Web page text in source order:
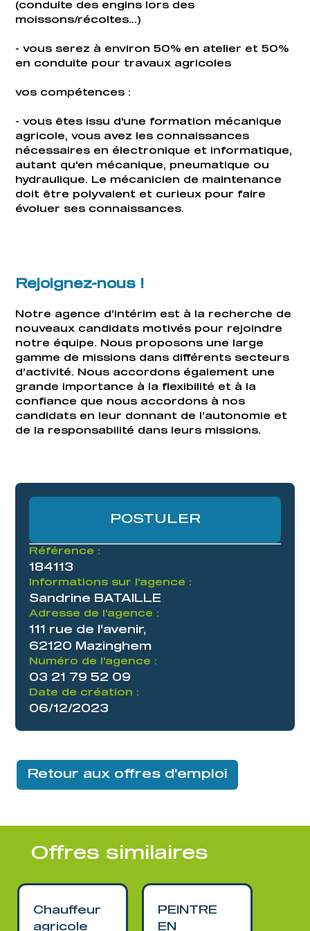
(conduite des engins lors des
moissons/récoltes...)
- vous serez à environ 50% en atelier et 50%
en conduite pour travaux agricoles
vos compétences :
- vous êtes issu d'une formation mécanique
agricole, vous avez les connaissances
nécessaires en électronique et informatique,
autant qu'en mécanique, pneumatique ou
hydraulique. Le mécanicien de maintenance
doit être polyvalent et curieux pour faire
évoluer ses connaissances.
Rejoignez-nous !
Notre agence d’intérim est à la recherche de
nouveaux candidats motivés pour rejoindre
notre équipe. Nous proposons une large
gamme de missions dans différents secteurs
d’activité. Nous accordons également une
grande importance à la flexibilité et à la
confiance que nous accordons à nos
candidats en leur donnant de l’autonomie et
de la responsabilité dans leurs missions.
POSTULER
Référence :
184113
Informations sur l'agence :
Sandrine BATAILLE
Adresse de l'agence :
111 rue de l'avenir,
62120 Mazinghem
Numéro de l'agence :
03 21 79 52 09
Date de création :
06/12/2023
Retour aux offres d'emploi
Offres similaires
Chauffeur
agricole
PEINTRE
EN